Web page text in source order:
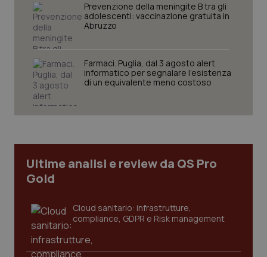
Prevenzione della meningite B tra gli
adolescenti: vaccinazione gratuita in
Abruzzo
Farmaci. Puglia, dal 3 agosto alert
informatico per segnalare l’esistenza
di un equivalente meno costoso
Ultime analisi e review da QS Pro
Gold
Cloud sanitario: infrastrutture,
compliance, GDPR e Risk management
funzionare correttamente senza questi cookie.
VISITOR_PRIVACY_METADATA
CookieScriptConsent